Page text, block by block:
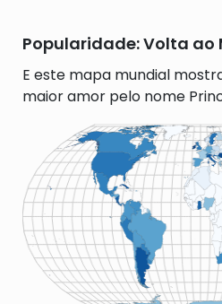
Popularidade: Volta ao
E este mapa mundial
maior amor pelo nome